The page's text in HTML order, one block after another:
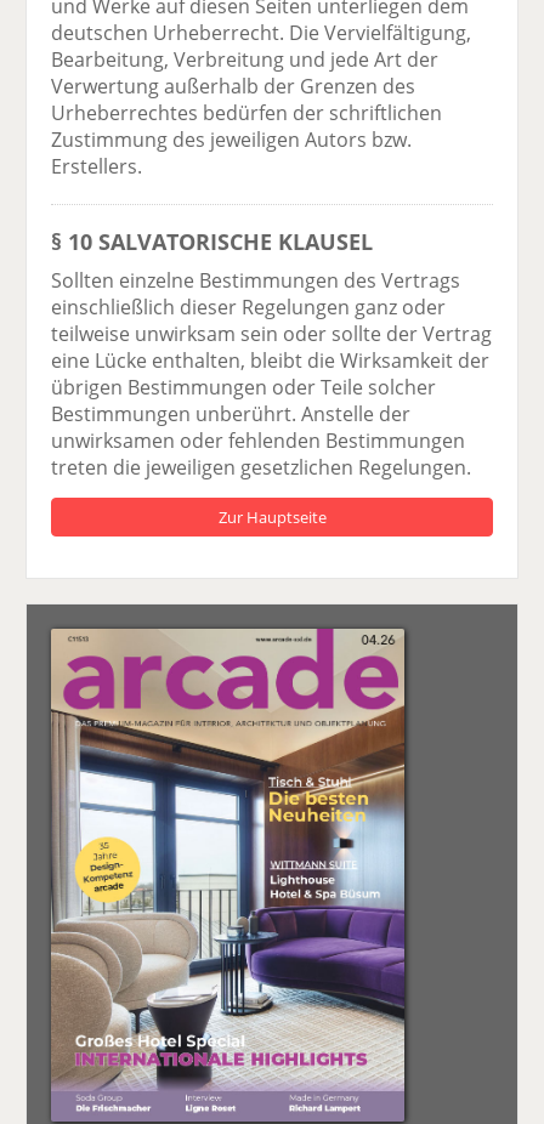
und Werke auf diesen Seiten unterliegen dem
deutschen Urheberrecht. Die Vervielfältigung,
Bearbeitung, Verbreitung und jede Art der
Verwertung außerhalb der Grenzen des
Urheberrechtes bedürfen der schriftlichen
Zustimmung des jeweiligen Autors bzw.
Erstellers.
§ 10 SALVATORISCHE KLAUSEL
Sollten einzelne Bestimmungen des Vertrags
einschließlich dieser Regelungen ganz oder
teilweise unwirksam sein oder sollte der Vertrag
eine Lücke enthalten, bleibt die Wirksamkeit der
übrigen Bestimmungen oder Teile solcher
Bestimmungen unberührt. Anstelle der
unwirksamen oder fehlenden Bestimmungen
treten die jeweiligen gesetzlichen Regelungen.
Zur Hauptseite